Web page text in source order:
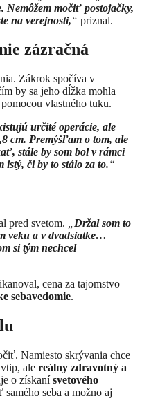
Nemôžem močiť postojačky,
na verejnosti,“ priznal.
zázračná
Zákrok spočíva v
by sa jeho dĺžka mohla
vlastného tuku.
určité operácie, ale
cm. Premýšľam o tom, ale
stále by som bol v rámci
istý, či by to stálo za to.“
pred svetom.
Držal som to
veku a v dvadsiatke…
si tým nechcel
cena za tajomstvo
sebavedomie.
Namiesto skrývania chce
ale reálny zdravotný a
o získanísvetového
seba a možno aj